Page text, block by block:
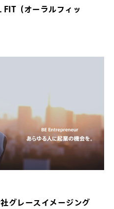
（オーラルフィッ
グレースイメージング